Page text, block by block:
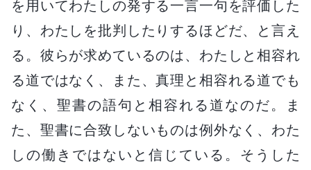
を用いてわたしの発する一言一句を評価した
り、わたしを批判したりするほどだ、と言え
る。彼らが求めているのは、わたしと相容れ
る道ではなく、また、真理と相容れる道でも
なく、聖書の語句と相容れる道なのだ。ま
た、聖書に合致しないものは例外なく、わた
しの働きではないと信じている。そうした